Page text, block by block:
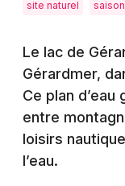
Manifestations
Foires &
Marseille
Mulhouse
Montpellier
Nantes
site naturel
Le lac de
Gérardmer,
Ce plan
entre
loisirs
l’eau.